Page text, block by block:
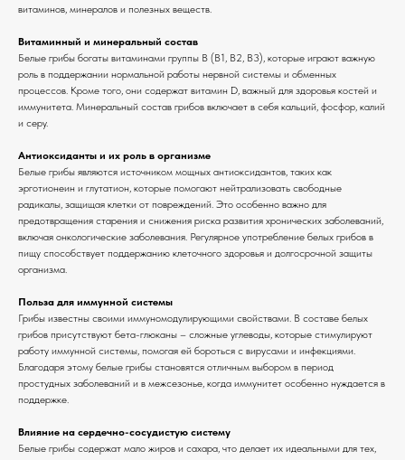
витаминов, минералов и полезных веществ.
Витаминный и минеральный состав
Белые грибы богаты витаминами группы B (B1, B2, B3), которые играют важную
роль в поддержании нормальной работы нервной системы и обменных
процессов. Кроме того, они содержат витамин D, важный для здоровья костей и
иммунитета. Минеральный состав грибов включает в себя кальций, фосфор, калий
и серу.
Антиоксиданты и их роль в организме
Белые грибы являются источником мощных антиоксидантов, таких как
эрготионеин и глутатион, которые помогают нейтрализовать свободные
радикалы, защищая клетки от повреждений. Это особенно важно для
предотвращения старения и снижения риска развития хронических заболеваний,
включая онкологические заболевания. Регулярное употребление белых грибов в
пищу способствует поддержанию клеточного здоровья и долгосрочной защиты
организма.
Польза для иммунной системы
Грибы известны своими иммуномодулирующими свойствами. В составе белых
грибов присутствуют бета-глюканы – сложные углеводы, которые стимулируют
работу иммунной системы, помогая ей бороться с вирусами и инфекциями.
Благодаря этому белые грибы становятся отличным выбором в период
простудных заболеваний и в межсезонье, когда иммунитет особенно нуждается в
поддержке.
Влияние на сердечно-сосудистую систему
Белые грибы содержат мало жиров и сахара, что делает их идеальными для тех,